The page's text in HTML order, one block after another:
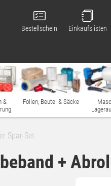
Bestellschein Einkaufslisten
&
Folien, Beutel & Säcke
Spar-Set
+